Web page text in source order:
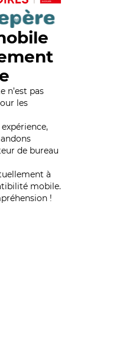
n’est pas
les
de bureau
à
mobile.
!